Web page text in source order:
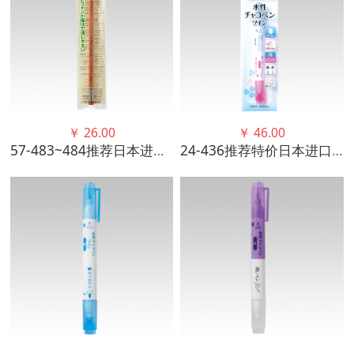
￥ 26.00
57-483~484推荐日本进口可乐工具画布用铅笔 颜色清晰易于擦除
￥ 46.00
24-436推荐特价日本进口可乐工具双色头水消笔（细）